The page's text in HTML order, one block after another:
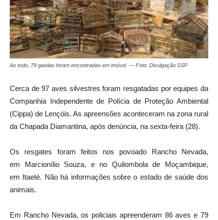
Ao todo, 79 gaiolas foram encontradas em imóvel. — Foto: Divulgação SSP
Cerca de 97 aves silvestres foram resgatadas por equipes da
Companhia Independente de Polícia de Proteção Ambiental
(Cippa) de Lençóis. As apreensões aconteceram na zona rural
da Chapada Diamantina, após denúncia, na sexta-feira (28).
Os resgates foram feitos nos povoado Rancho Nevada,
em Marcionílio Souza, e no Quilombola de Moçambique,
em Itaeté. Não há informações sobre o estado de saúde dos
animais.
Em Rancho Nevada, os policiais apreenderam 86 aves e 79